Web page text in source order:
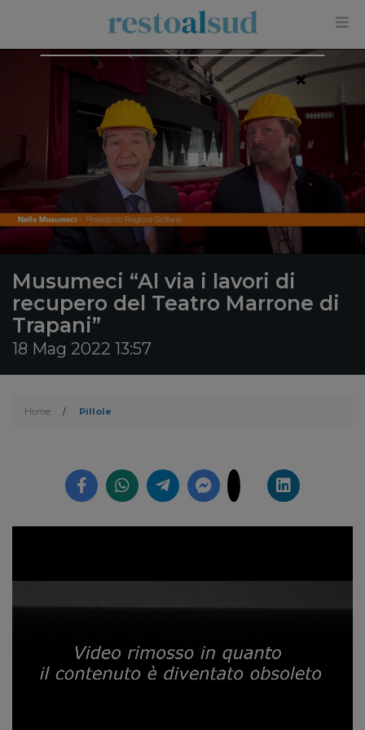
Musumeci “Al via i lavori di
recupero del Teatro Marrone di
Trapani”
18 Mag 2022 13:57
Home / Pillole
×